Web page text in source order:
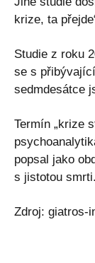
krize, ta
Studie z roku
se s
sedmdesátce
Termín „krize
popsal jako
s jistotou smrti.
Zdroj: giatros-